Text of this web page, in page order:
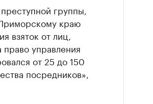
группы,
краю
взяток от лиц,
управления
от 25 до 150
посредников»,